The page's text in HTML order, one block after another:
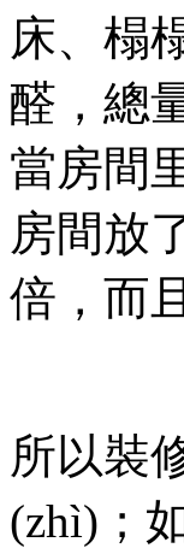
床
醛，
當房間
房間放
倍，而
所以裝